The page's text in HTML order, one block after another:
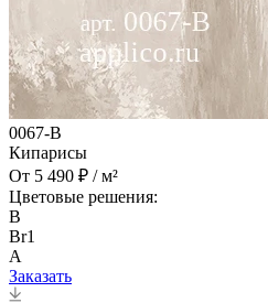
0067-B
Кипарисы
От 5 490 ₽ / м²
Цветовые решения:
B
Br1
A
Заказать